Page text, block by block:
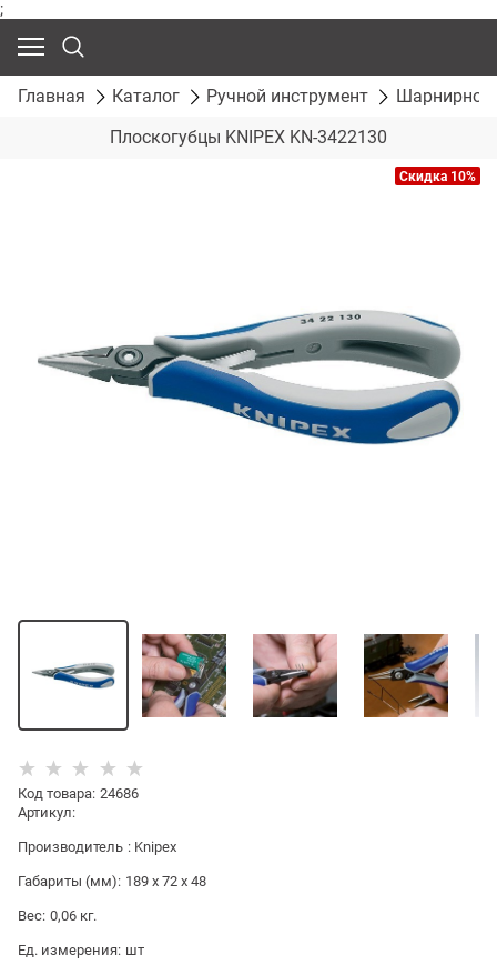
;
Главная Каталог Ручной инструмент
Шарнирно-
Плоскогубцы KNIPEX KN-3422130
Скидка 10%
Код товара: 24686
Артикул:
Производитель : Knipex
Габариты (мм): 189 x 72 x 48
Вес: 0,06 кг.
Ед. измерения: шт